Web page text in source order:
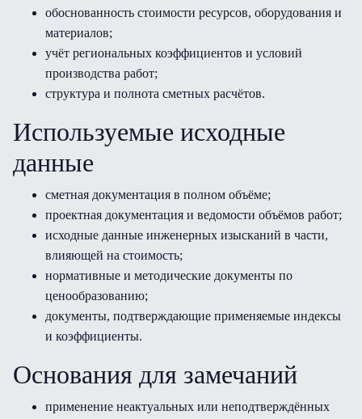
обоснованность стоимости ресурсов, оборудования и
материалов;
учёт региональных коэффициентов и условий
производства работ;
структура и полнота сметных расчётов.
Используемые исходные
данные
сметная документация в полном объёме;
проектная документация и ведомости объёмов работ;
исходные данные инженерных изысканий в части,
влияющей на стоимость;
нормативные и методические документы по
ценообразованию;
документы, подтверждающие применяемые индексы
и коэффициенты.
Основания для замечаний
применение неактуальных или неподтверждённых